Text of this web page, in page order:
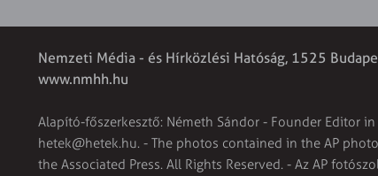
Nemzeti Média - és Hírközlési Hatóság, 1525
www.nmhh.hu
Alapító-főszerkesztő: Németh Sándor - Founder Editor
hetek@hetek.hu. - The photos contained in the AP
the Associated Press. All Rights Reserved. - Az AP